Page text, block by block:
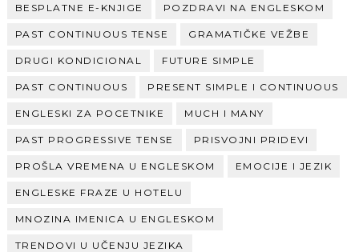
BESPLATNE E-KNJIGE POZDRAVI NA ENGLESKOM
PAST CONTINUOUS TENSE GRAMATIČKE VEŽBE
DRUGI KONDICIONAL FUTURE SIMPLE
PAST CONTINUOUS PRESENT SIMPLE I CONTINUOUS
ENGLESKI ZA POCETNIKE MUCH I MANY
PAST PROGRESSIVE TENSE PRISVOJNI PRIDEVI
PROŠLA VREMENA U ENGLESKOM EMOCIJE I JEZIK
ENGLESKE FRAZE U HOTELU
MNOZINA IMENICA U ENGLESKOM
TRENDOVI U UČENJU JEZIKA